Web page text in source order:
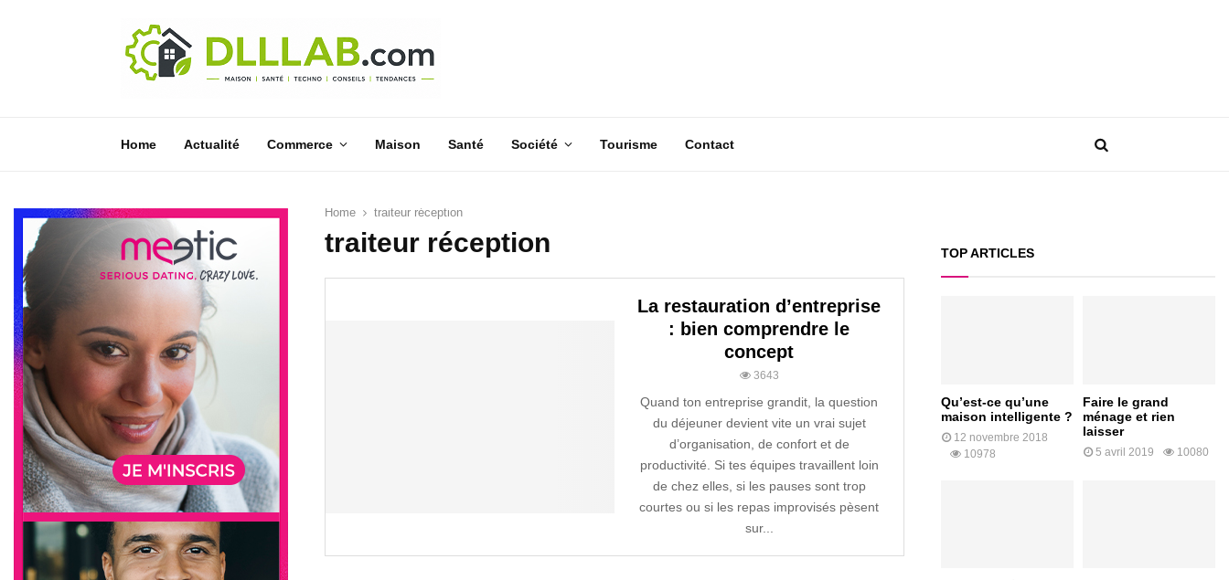
Home Actualité Commerce Maison Santé Société Tourisme Contact
Home traiteur réception
traiteur réception
La restauration d’entreprise
: bien comprendre le
concept
3643
Quand ton entreprise grandit, la question
du déjeuner devient vite un vrai sujet
d’organisation, de confort et de
productivité. Si tes équipes travaillent loin
de chez elles, si les pauses sont trop
courtes ou si les repas improvisés pèsent
sur...
TOP ARTICLES
Qu’est-ce qu’une
maison intelligente ?
12 novembre 2018
10978
Faire le grand
ménage et rien
laisser
5 avril 2019 10080